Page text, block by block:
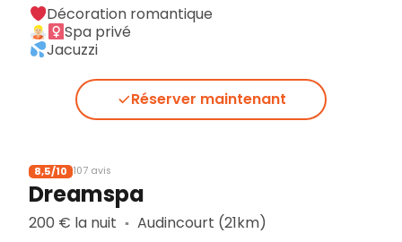
Décoration romantique
Spa privé
Jacuzzi
Réserver maintenant
8,5/10 107 avis
Dreamspa
200 € la nuit ▪︎ Audincourt (21km)